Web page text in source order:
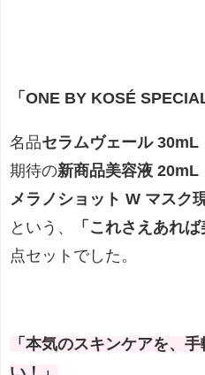
「ONE BY KOSÉ
名品セラムヴェール 30mL
期待の新商品美容液 20mL
メラノショット W マスク
という、
「これさえあれ
点セットでした。
「本気のスキンケアを、